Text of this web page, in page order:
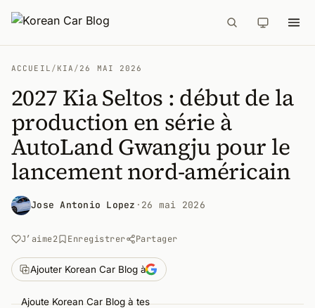
ACCUEIL / KIA / 26 MAI 2026
2027 Kia Seltos : début de la
production en série à
AutoLand Gwangju pour le
lancement nord-américain
Jose Antonio Lopez · 26 mai 2026
J’aime2 Enregistrer Partager
Ajouter Korean Car Blog à
Ajoute Korean Car Blog à tes